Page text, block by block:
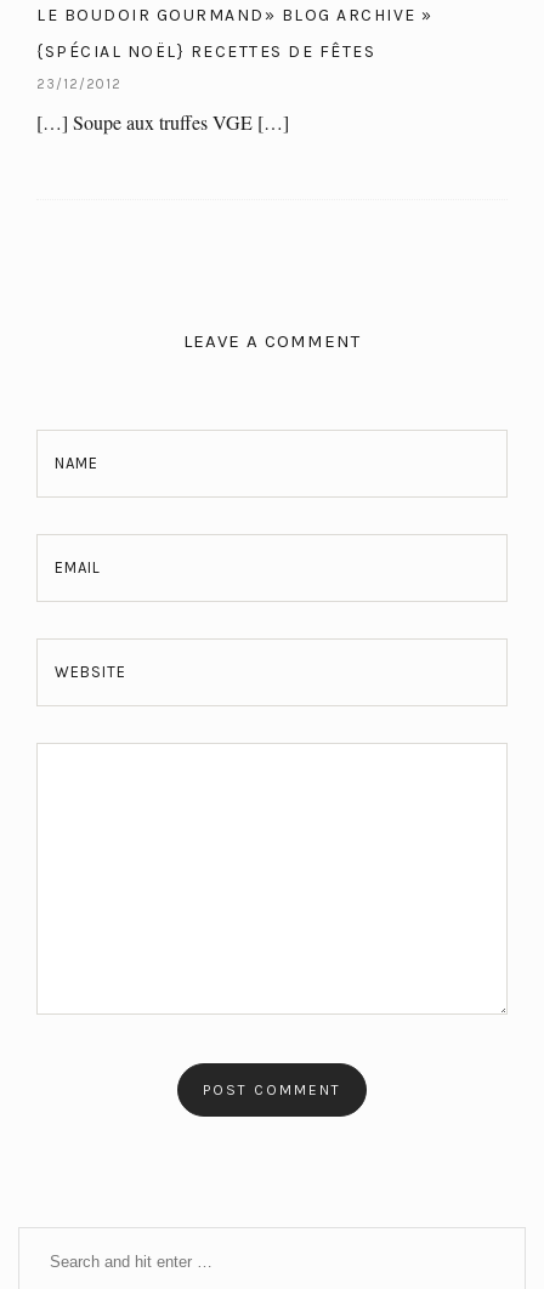
LE BOUDOIR GOURMAND» BLOG ARCHIVE »
{SPÉCIAL NOËL} RECETTES DE FÊTES
23/12/2012
[…] Soupe aux truffes VGE […]
LEAVE A COMMENT
NAME
EMAIL
WEBSITE